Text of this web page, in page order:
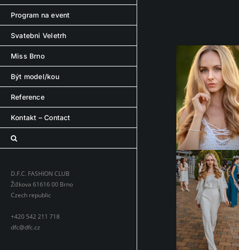
Program na event
Svatebni Veletrh
Miss Brno
Být model/kou
Reference
Kontakt – Contact
D.F.C. FASHION CLUB
Žižkova 61616 00 Brno
Czech republic
+420 542 211 718
dfc@dfc.cz